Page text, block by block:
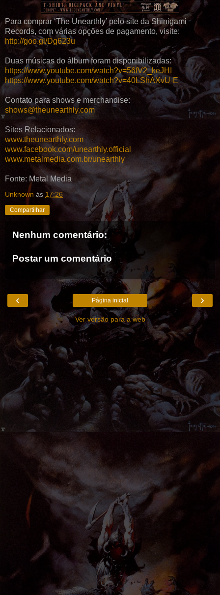
Para comprar ‘The Unearthly’ pelo site da Shinigami
Records, com várias opções de pagamento, visite:
http://goo.gl/Dg623u
Duas músicas do álbum foram disponibilizadas:
https://www.youtube.com/watch?v=56fV2_keJHI
https://www.youtube.com/watch?v=40LShAXvU-E
Contato para shows e merchandise:
shows@theunearthly.com
Sites Relacionados:
www.theunearthly.com
www.facebook.com/unearthly.official
www.metalmedia.com.br/unearthly
Fonte: Metal Media
Unknown às 17:26
Compartilhar
Nenhum comentário:
Postar um comentário
‹ ›
Página inicial
Ver versão para a web